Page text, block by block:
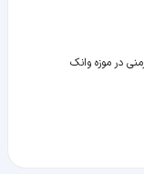
در موزه وانک